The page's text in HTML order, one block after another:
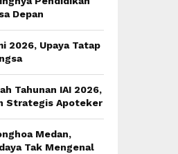
Depan
2026, Upaya Tatap
Tahunan IAI 2026,
Strategis Apoteker
Medan,
Tak Mengenal